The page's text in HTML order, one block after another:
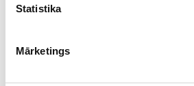
Statistika
Mārketings